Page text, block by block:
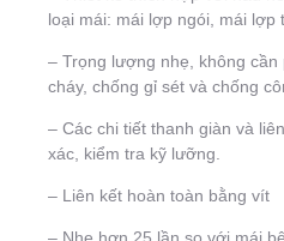
loại mái: mái lợp ngói, mái lợp
– Trọng lượng nhẹ, không
cháy, chống gỉ sét và chống
– Các chi tiết thanh giàn và
xác, kiểm tra kỹ lưỡng.
– Liên kết hoàn toàn bằng vít